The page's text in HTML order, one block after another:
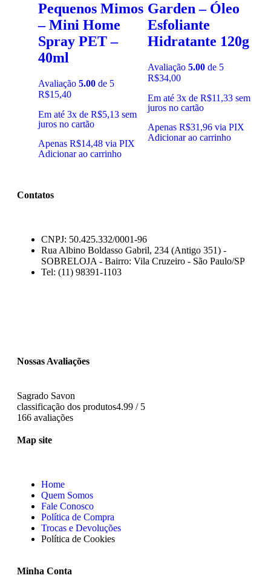
Pequenos Mimos
– Mini Home
Spray PET –
40ml
Avaliação 5.00 de 5
R$15,40
Em até 3x de R$5,13 sem
juros no cartão
Apenas R$14,48 via PIX
Adicionar ao carrinho
Garden – Óleo
Esfoliante
Hidratante 120g
Avaliação 5.00 de 5
R$34,00
Em até 3x de R$11,33 sem
juros no cartão
Apenas R$31,96 via PIX
Adicionar ao carrinho
Contatos
CNPJ: 50.425.332/0001-96
Rua Albino Boldasso Gabril, 234 (Antigo 351) -
SOBRELOJA - Bairro: Vila Cruzeiro - São Paulo/SP
​​​​​​​​​​​​​​​​​​​​Tel: (11) 98391-1103
Nossas Avaliações
Sagrado Savon
classificação dos produtos4.99 / 5
166 avaliações
Map site
Home
Quem Somos
Fale Conosco
Política de Compra
Trocas e Devoluções
Política de Cookies
Minha Conta